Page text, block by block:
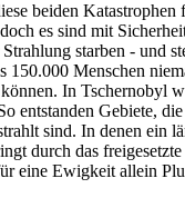
beiden Katastrophen
es sind mit
starben - und
150.000 Menschen
In Tschernobyl
entstanden Gebiete,
sind. In denen ein
durch das
eine Ewigkeit allein